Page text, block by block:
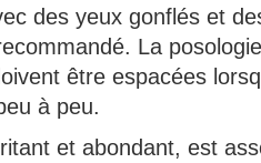
des yeux gonflés et
La
être espacées
à peu.
et abondant, est